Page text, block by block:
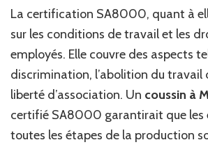
La certification SA8000, quant à
sur les conditions de travail et les
employés. Elle couvre des aspects
discrimination, l’abolition du travail
liberté d’association. Un coussin à
certifié SA8000 garantirait que les
toutes les étapes de la production